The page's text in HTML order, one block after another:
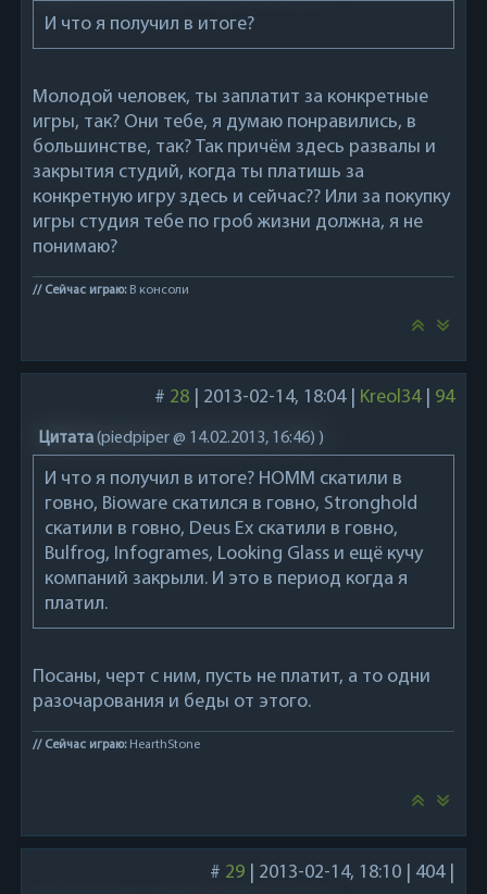
И что я получил в итоге?
Молодой человек, ты заплатит за конкретные
игры, так? Они тебе, я думаю понравились, в
большинстве, так? Так причём здесь развалы и
закрытия студий, когда ты платишь за
конкретную игру здесь и сейчас?? Или за покупку
игры студия тебе по гроб жизни должна, я не
понимаю?
// Сейчас играю:В консоли
# 28| 2013-02-14, 18:04 Kreol34| 94
Цитата(piedpiper @ 14.02.2013, 16:46) )
И что я получил в итоге? HOMM скатили в
говно, Bioware скатился в говно, Stronghold
скатили в говно, Deus Ex скатили в говно,
Bulfrog, Infogrames, Looking Glass и ещё кучу
компаний закрыли. И это в период когда я
платил.
Посаны, черт с ним, пусть не платит, а то одни
разочарования и беды от этого.
// Сейчас играю:HearthStone
# 29| 2013-02-14, 18:10 404|